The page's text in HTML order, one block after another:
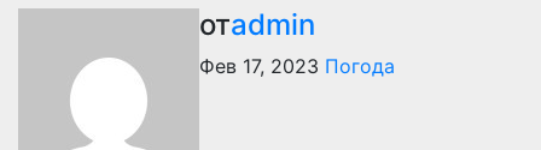
отadmin
Фев 17, 2023 Погода